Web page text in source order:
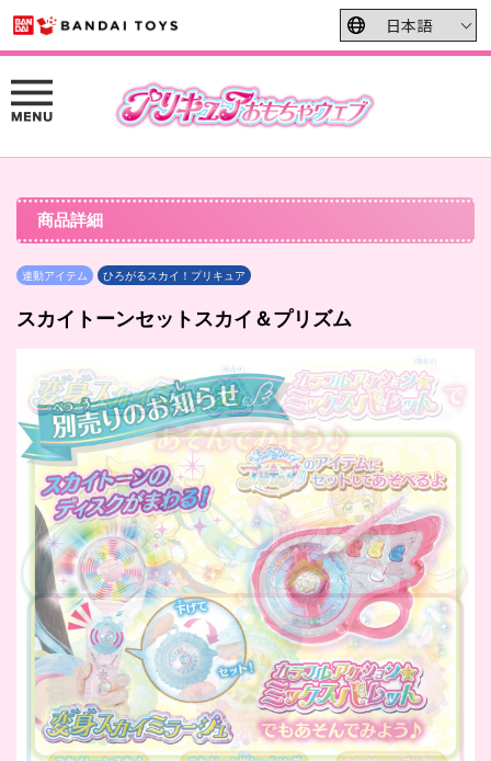
商品詳細
連動アイテム ひろがるスカイ！プリキュア
スカイトーンセットスカイ＆プリズム